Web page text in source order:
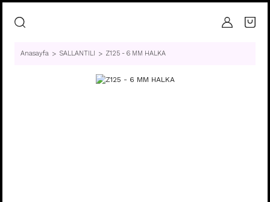
Anasayfa SALLANTILI Z125 - 6 MM HALKA